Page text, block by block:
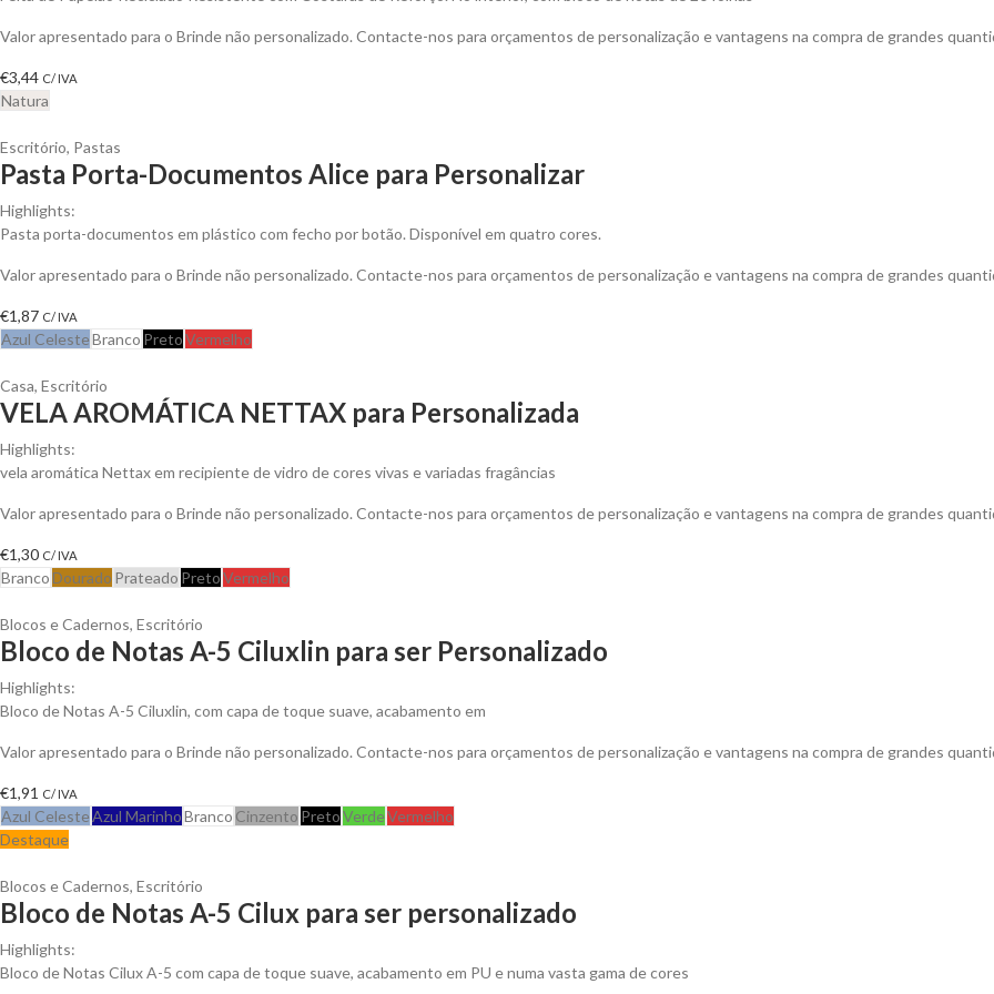
Valor apresentado para o Brinde não personalizado. Contacte-nos para orçamentos de personalização e vantagens na compra de grandes
€3,44 C/ IVA
Natura
Escritório, Pastas
Pasta Porta-Documentos Alice para Personalizar
Highlights:
Pasta porta-documentos em plástico com fecho por botão. Disponível em quatro cores.
Valor apresentado para o Brinde não personalizado. Contacte-nos para orçamentos de personalização e vantagens na compra de grandes
€1,87 C/ IVA
Azul CelesteBranco PretoVermelho
Casa, Escritório
VELA AROMÁTICA NETTAX para Personalizada
Highlights:
vela aromática Nettax em recipiente de vidro de cores vivas e variadas fragâncias
Valor apresentado para o Brinde não personalizado. Contacte-nos para orçamentos de personalização e vantagens na compra de grandes
€1,30 C/ IVA
Branco Dourado Prateado PretoVermelho
Blocos e Cadernos, Escritório
Bloco de Notas A-5 Ciluxlin para ser Personalizado
Highlights:
Bloco de Notas A-5 Ciluxlin, com capa de toque suave, acabamento em
Valor apresentado para o Brinde não personalizado. Contacte-nos para orçamentos de personalização e vantagens na compra de grandes
€1,91 C/ IVA
Azul CelesteAzul MarinhoBranco Cinzento PretoVerdeVermelho
Destaque
Blocos e Cadernos, Escritório
Bloco de Notas A-5 Cilux para ser personalizado
Highlights:
Bloco de Notas Cilux A-5 com capa de toque suave, acabamento em PU e numa vasta gama de cores